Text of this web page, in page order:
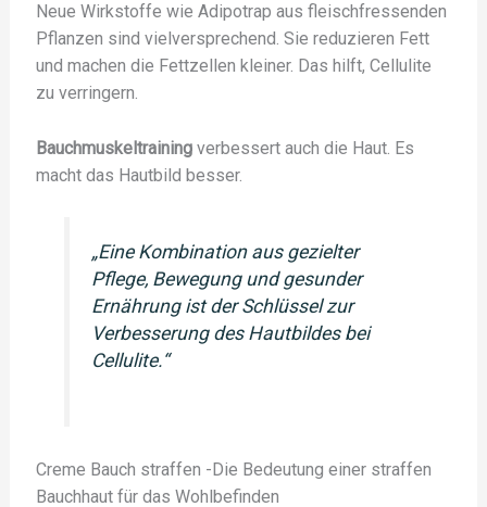
Neue Wirkstoffe wie Adipotrap aus fleischfressenden
Pflanzen sind vielversprechend. Sie reduzieren Fett
und machen die Fettzellen kleiner. Das hilft, Cellulite
zu verringern.
Bauchmuskeltrainingverbessert auch die Haut. Es
macht das Hautbild besser.
„Eine Kombination aus gezielter
Pflege, Bewegung und gesunder
Ernährung ist der Schlüssel zur
Verbesserung des Hautbildes bei
Cellulite.“
Creme Bauch straffen -Die Bedeutung einer straffen
Bauchhaut für das Wohlbefinden